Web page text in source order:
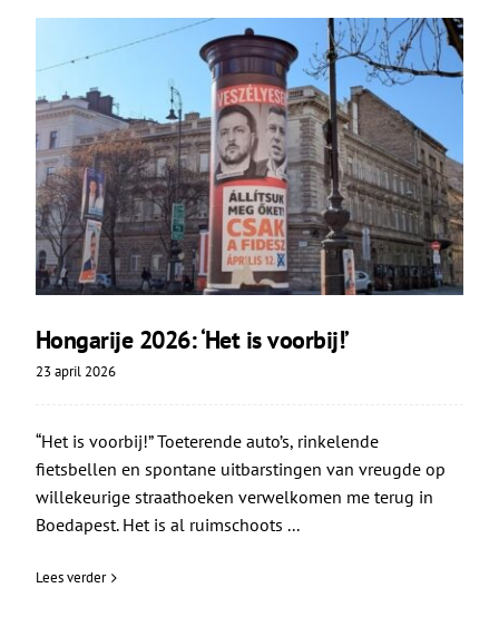
Hongarije 2026: ‘Het is voorbij!’
23 april 2026
“Het is voorbij!” Toeterende auto’s, rinkelende
fietsbellen en spontane uitbarstingen van vreugde op
willekeurige straathoeken verwelkomen me terug in
Boedapest. Het is al ruimschoots ...
Lees verder